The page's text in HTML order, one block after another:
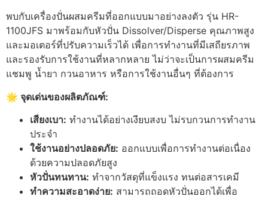
พบกับเครื่องปั่นผสมครีมที่ออกแบบมาอย่างลงตัว รุ่น HR-
1100JFS มาพร้อมกับหัวปั่น Dissolver/Disperse คุณภาพสูง
และมอเตอร์ที่ปรับความเร็วได้ เพื่อการทำงานที่มีเสถียรภาพ
และรองรับการใช้งานที่หลากหลาย ไม่ว่าจะเป็นการผสมครีม
แชมพู น้ำยา กวนอาหาร หรือการใช้งานอื่นๆ ที่ต้องการ
🌟 จุดเด่นของผลิตภัณฑ์:
เสียงเบา: ทำงานได้อย่างเงียบสงบ ไม่รบกวนการทำงาน
ประจำ
ใช้งานอย่างปลอดภัย: ออกแบบเพื่อการทำงานต่อเนื่อง
ด้วยความปลอดภัยสูง
หัวปั่นทนทาน: ทำจากวัสดุที่แข็งแรง ทนต่อสารเคมี
ทำความสะอาดง่าย: สามารถถอดหัวปั่นออกได้เพื่อ